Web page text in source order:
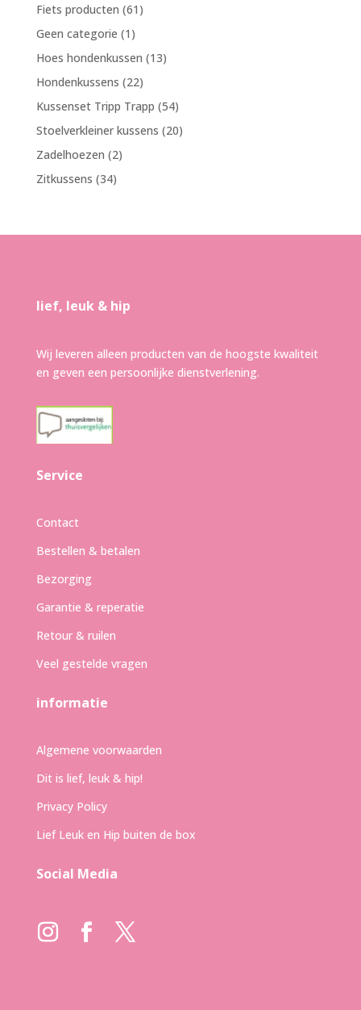
Fiets producten 61 61
Geen categorie 1 1
product
Hoes hondenkussen 1313
Hondenkussens 2222
producten
Kussenset Tripp Trapp 5454
producten
Stoelverkleiner kussens 2020
Zadelhoezen 22
Zitkussens 3434
lief, leuk & hip
Wij leveren alleen producten van de hoogste kwaliteit
en geven een persoonlijke dienstverlening.
Service
Contact
Bestellen & betalen
Bezorging
Garantie & reperatie
Retour & ruilen
Veel gestelde vragen
informatie
Algemene voorwaarden
Dit is lief, leuk & hip!
Privacy Policy
Lief Leuk en Hip buiten de box
Social Media